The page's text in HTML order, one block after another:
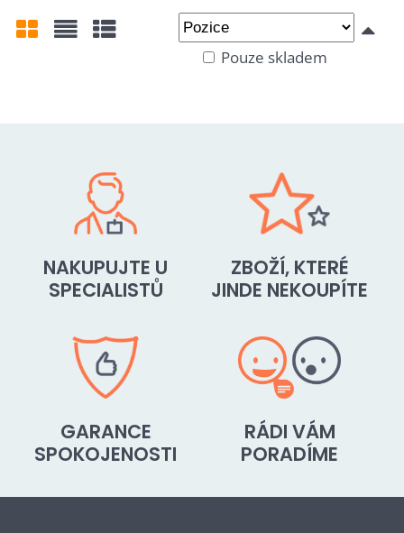
Do:Pouze skladem
NAKUPUJTE U
SPECIALISTŮ
ZBOŽÍ, KTERÉ
JINDE NEKOUPÍTE
GARANCE
SPOKOJENOSTI
RÁDI VÁM
PORADÍME